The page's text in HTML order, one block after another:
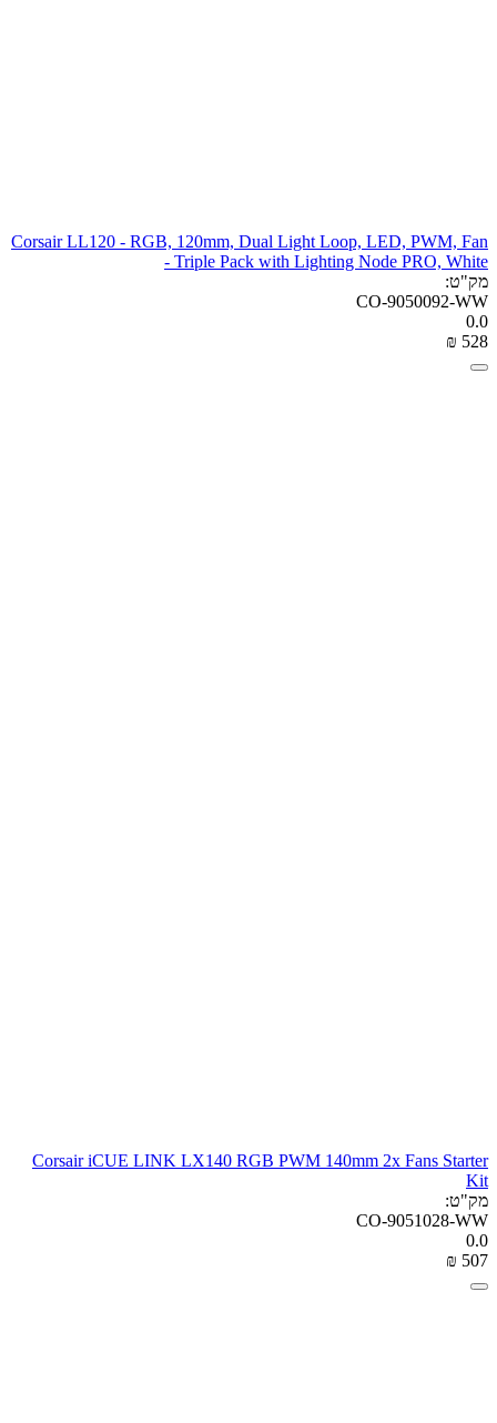
Corsair LL120 - RGB, 120mm, Dual Light Loop, LED, PWM, Fan
- Triple Pack with Lighting Node PRO, White
מק"ט:
CO-9050092-WW
0.0
₪ ‍528‍
Corsair iCUE LINK LX140 RGB PWM 140mm 2x Fans Starter
Kit
מק"ט:
CO-9051028-WW
0.0
₪ ‍507‍